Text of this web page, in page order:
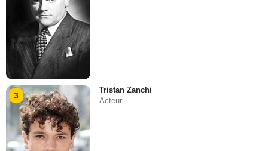
3
Tristan Zanchi
Acteur